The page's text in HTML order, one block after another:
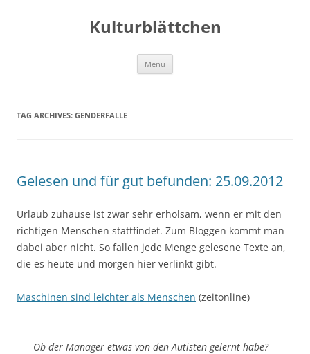
Kulturblättchen
Menu
TAG ARCHIVES: GENDERFALLE
Gelesen und für gut befunden: 25.09.2012
Urlaub zuhause ist zwar sehr erholsam, wenn er mit den
richtigen Menschen stattfindet. Zum Bloggen kommt man
dabei aber nicht. So fallen jede Menge gelesene Texte an,
die es heute und morgen hier verlinkt gibt.
Maschinen sind leichter als Menschen (zeitonline)
Ob der Manager etwas von den Autisten gelernt habe?